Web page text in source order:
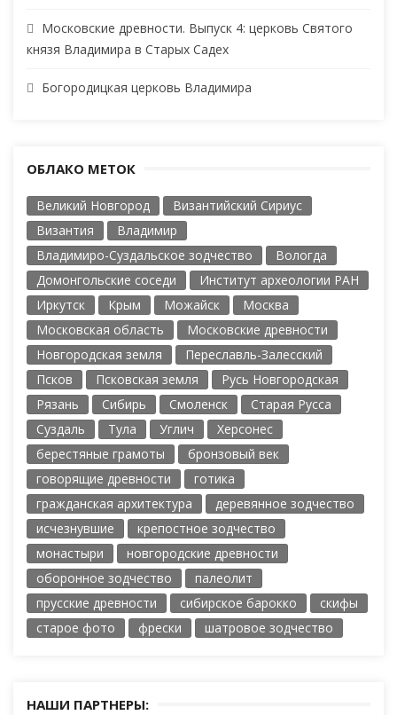
Московские древности. Выпуск 4: церковь Святого
князя Владимира в Старых Садех
Богородицкая церковь Владимира
ОБЛАКО МЕТОК
Великий Новгород
Византийский Сириус
Византия
Владимир
Владимиро-Суздальское зодчество
Вологда
Домонгольские соседи
Институт археологии РАН
Иркутск
Крым Можайск
Москва
Московская область
Московские древности
Новгородская земля
Переславль-Залесский
Псков
Псковская земля
Русь Новгородская
Рязань
Сибирь Смоленск
Старая Русса
Суздаль
Тула Углич
Херсонес
берестяные грамоты
бронзовый век
говорящие древности
готика
гражданская архитектура
деревянное зодчество
исчезнувшие
крепостное зодчество
монастыри
новгородские древности
оборонное зодчество
палеолит
прусские древности
сибирское барокко
скифы
старое фото
фрески шатровое зодчество
НАШИ ПАРТНЕРЫ: